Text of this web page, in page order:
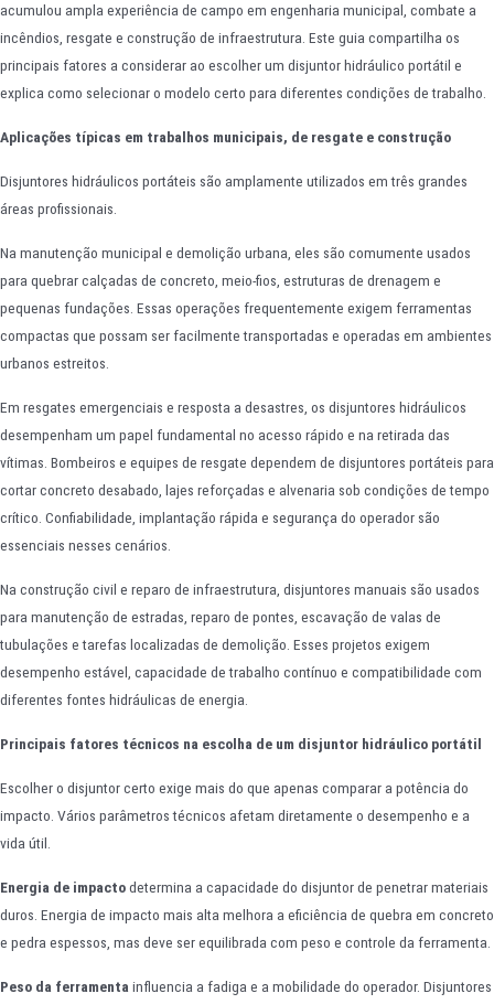
acumulou ampla experiência de campo em engenharia municipal, combate a
incêndios, resgate e construção de infraestrutura. Este guia compartilha os
principais fatores a considerar ao escolher um disjuntor hidráulico portátil e
explica como selecionar o modelo certo para diferentes condições de trabalho.
Aplicações típicas em trabalhos municipais, de resgate e construção
Disjuntores hidráulicos portáteis são amplamente utilizados em três grandes
áreas profissionais.
Na manutenção municipal e demolição urbana, eles são comumente usados
para quebrar calçadas de concreto, meio-fios, estruturas de drenagem e
pequenas fundações. Essas operações frequentemente exigem ferramentas
compactas que possam ser facilmente transportadas e operadas em ambientes
urbanos estreitos.
Em resgates emergenciais e resposta a desastres, os disjuntores hidráulicos
desempenham um papel fundamental no acesso rápido e na retirada das
vítimas. Bombeiros e equipes de resgate dependem de disjuntores portáteis para
cortar concreto desabado, lajes reforçadas e alvenaria sob condições de tempo
crítico. Confiabilidade, implantação rápida e segurança do operador são
essenciais nesses cenários.
Na construção civil e reparo de infraestrutura, disjuntores manuais são usados
para manutenção de estradas, reparo de pontes, escavação de valas de
tubulações e tarefas localizadas de demolição. Esses projetos exigem
desempenho estável, capacidade de trabalho contínuo e compatibilidade com
diferentes fontes hidráulicas de energia.
Principais fatores técnicos na escolha de um disjuntor hidráulico portátil
Escolher o disjuntor certo exige mais do que apenas comparar a potência do
impacto. Vários parâmetros técnicos afetam diretamente o desempenho e a
vida útil.
Energia de impactodetermina a capacidade do disjuntor de penetrar materiais
duros. Energia de impacto mais alta melhora a eficiência de quebra em concreto
e pedra espessos, mas deve ser equilibrada com peso e controle da ferramenta.
Peso da ferramenta influencia a fadiga e a mobilidade do operador. Disjuntores